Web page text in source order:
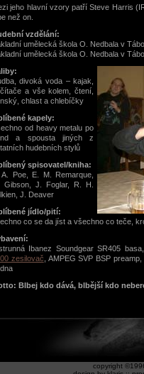
jeho hlavní vzory patří Steve Harris
než on.
vzdělání:
umělecká škola O. Nedbala v
umělecká škola O. Nedbala v
divoká voda – kajak,
a vše kolem, čtení,
chlast a chlebíčky
kapely:
od heavy metalu po
a spousta jiných z
hudebních stylů
spisovatel/kniha:
A. Poe, E. M. Remarque,
Gibson, J. Foglar, R. H.
J. Deaver
jídlo/pití:
co se da jíst a všechno co teče,
Ibanez Soundgear SR405
zesilovač , AMPEG SVP BSP
Blbej kdo dává, blbější kdo
copyright